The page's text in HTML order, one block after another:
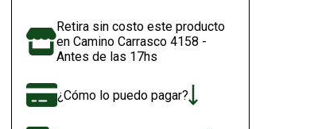
Retira sin costo este producto
en Camino Carrasco 4158 -
Antes de las 17hs
¿Cómo lo puedo pagar?